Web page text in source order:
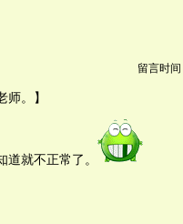
留言时间
师。】
道就不正常了。